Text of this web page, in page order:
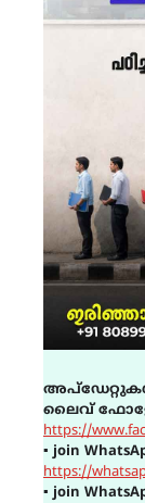
ലൈവ്
https://
▪ join
https://
▪ join